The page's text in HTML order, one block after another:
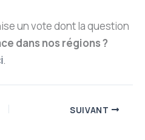
un vote dont la question
dans nos régions ?
.
SUIVANT